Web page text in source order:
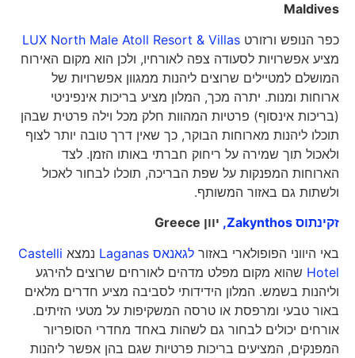
Maldives
כפר הנופש ורזורטLUX North Male Atoll Resort & Villas
מציע אפשרויות לסעודה צפה לאורחיו, ולכן הוא מקום האירוח
המושלם למטיילים שרוצים ליהנות ממגוון אפשרויות של
ארוחות ומנות. יתרה מכך, המלון מציע בריכות אינפיניטי
(בריכות אינסוף) פרטיות המהוות חלק מכל וילה פרטית שבהן
תוכלו ליהנות מארוחות הבוקר, כך שאין דרך טובה יותר לצוף
ולאכול תוך שמירה על ריחוק חברתי באותו הזמן. לצד
הארוחות המפנקות על שפת הבריכה, תוכלו לבחור לאכול
ולשתות גם באזור המשותף.
זקינתוס Zakynthos,
יווןGreece
באי היווני הפופולארי באזורלגאנאס Laganas נמצאCastelli
Hotel שהוא מקום מפלט מדהים לאורחים שרוצים להירגע
וליהנות בשמש. המלון הידידותי לסביבה מציע חדרים מלאים
באור טבעי ומרפסת או טרסה המשקיפות על מטעי הזיתים.
אורחים יכולים לבחור גם לשהות באחד מחדרי הסופריור
המפנקים, המציעים בריכות פרטיות שגם בהן אפשר ליהנות